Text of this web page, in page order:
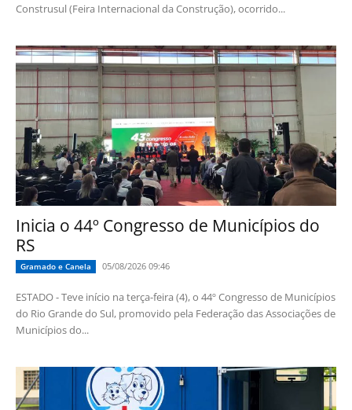
Construsul (Feira Internacional da Construção), ocorrido...
Inicia o 44º Congresso de Municípios do
RS
Gramado e Canela 05/08/2026 09:46
ESTADO - Teve início na terça-feira (4), o 44º Congresso de Municípios
do Rio Grande do Sul, promovido pela Federação das Associações de
Municípios do...